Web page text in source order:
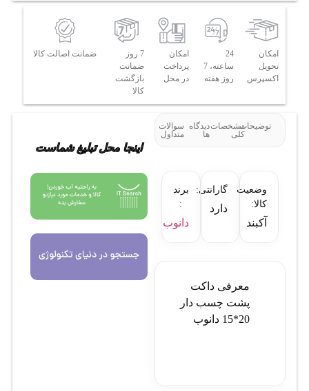
امکان
تحویل
اکسپرس
24
ساعته، 7
روز هفته
امکان
پرداخت
در محل
7 روز
ضمانت
بازگشت
کالا
ضمانت اصالت کالا
توضیحاتمشخصات
کلی
دیدگاه
ها
سوالات
متداول
وضعیت
کالا:
آکبند
گارانتی:
دارد
برند
:
دانوب
معرفی داکت
پشت چسب دار
20*15 دانوب
اینجا محل تبلیغ شماست